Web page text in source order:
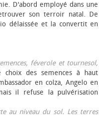
D'abord employé dans une
son terroir natal. De
délaissée et la convertit en
féverole et tournesol,
des semences à haut
en colza, Angelo en
il refuse la pulvérisation
au niveau du sol. Les terres